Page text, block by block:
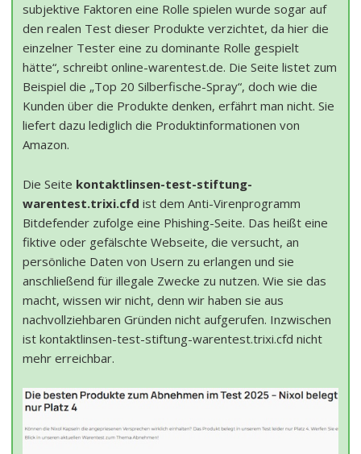
subjektive Faktoren eine Rolle spielen wurde sogar auf
den realen Test dieser Produkte verzichtet, da hier die
einzelner Tester eine zu dominante Rolle gespielt
hätte“, schreibt online-warentest.de. Die Seite listet zum
Beispiel die „Top 20 Silberfische-Spray“, doch wie die
Kunden über die Produkte denken, erfährt man nicht. Sie
liefert dazu lediglich die Produktinformationen von
Amazon.
Die Seite kontaktlinsen-test-stiftung-
warentest.trixi.cfd ist dem Anti-Virenprogramm
Bitdefender zufolge eine Phishing-Seite. Das heißt eine
fiktive oder gefälschte Webseite, die versucht, an
persönliche Daten von Usern zu erlangen und sie
anschließend für illegale Zwecke zu nutzen. Wie sie das
macht, wissen wir nicht, denn wir haben sie aus
nachvollziehbaren Gründen nicht aufgerufen. Inzwischen
ist kontaktlinsen-test-stiftung-warentest.trixi.cfd nicht
mehr erreichbar.